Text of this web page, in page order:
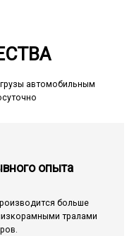
автомобильным
опыта
больше
тралами